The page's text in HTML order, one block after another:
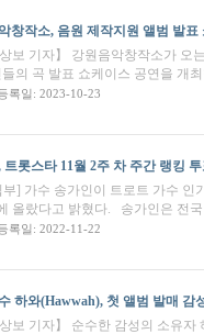
창작소, 음원 제작지원 앨범 발표
보 기자】 강원음악창작소가 오
들의 곡 발표 쇼케이스 공연을 개
록일: 2023-10-23
트롯스타 11월 2주 차 주간 랭킹
] 가수 송가인이 트로트 가수 인
올랐다고 밝혔다. 송가인은 전
록일: 2022-11-22
하와(Hawwah), 첫 앨범 발매 감
보 기자】 순수한 감성의 소유